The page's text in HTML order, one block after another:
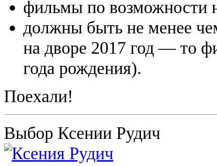
фильмы по возможности
должны быть не менее
на дворе 2017 год — то
года рождения).
Поехали!
Выбор Ксении Рудич